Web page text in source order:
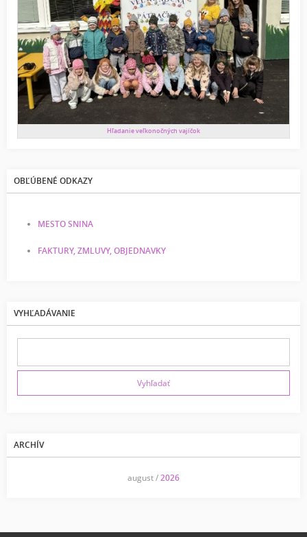
Hľadanie veľkonočných vajíčok
OBĽÚBENÉ ODKAZY
MESTO SNINA
FAKTURY, ZMLUVY, OBJEDNAVKY
VYHĽADÁVANIE
ARCHÍV
august /2026